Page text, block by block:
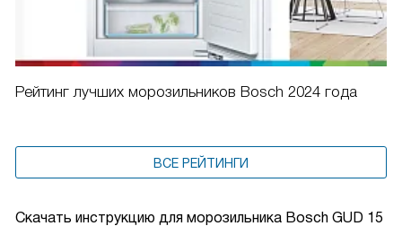
Скачать инструкцию для морозильника Bosch GUD 15
Рейтинг лучших морозильников Bosch 2024 года
ВСЕ РЕЙТИНГИ